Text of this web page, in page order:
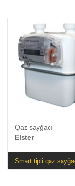
Qaz sayğacı
Elster
Smart tipli qaz